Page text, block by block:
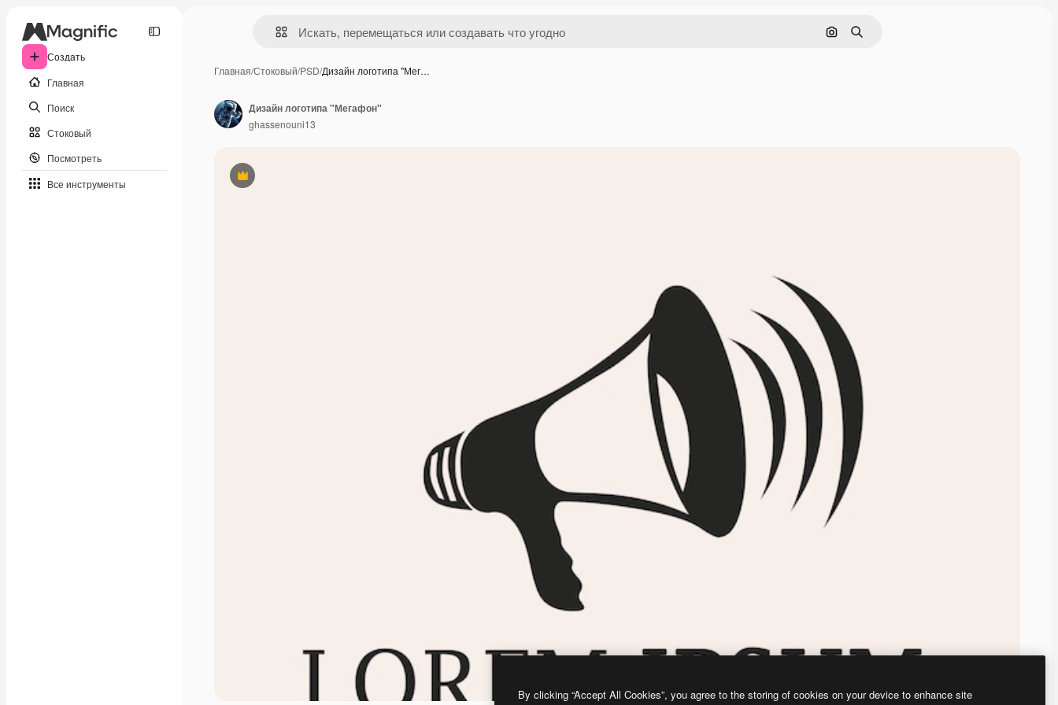
Создать
Главная
Поиск
Стоковый
Посмотреть
Все инструменты
Поиск по изображению
Поиск
Главная/Стоковый/PSD/Дизайн логотипа "Мег…
Премиум
Дизайн логотипа "Мегафон"
ghassenouni13
By clicking “Accept All Cookies”, you agree to the storing of cookies on your device to enhance site